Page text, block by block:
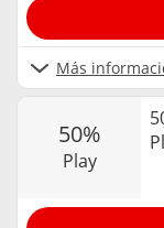
Más
50%
play